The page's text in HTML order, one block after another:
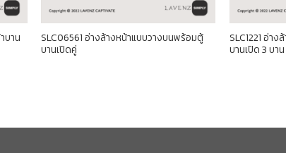
บาน
SLC06561 อ่างล้างหน้าแบบวางบนพร้อมตู้
บานเปิดคู่
SLC1221 อ่า
บานเปิด 3 บาน